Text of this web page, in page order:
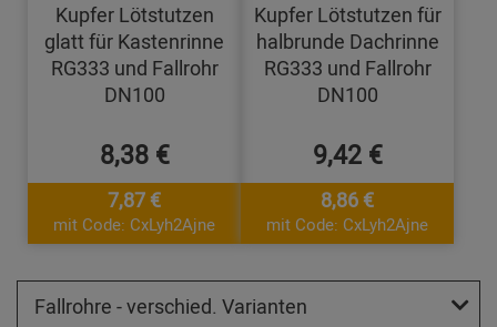
Kupfer Lötstutzen
glatt für Kastenrinne
RG333 und Fallrohr
DN100
8,38 €
7,87 €
mit Code: CxLyh2Ajne
Kupfer Lötstutzen für
halbrunde Dachrinne
RG333 und Fallrohr
DN100
9,42 €
8,86 €
mit Code: CxLyh2Ajne
Fallrohre - verschied. Varianten